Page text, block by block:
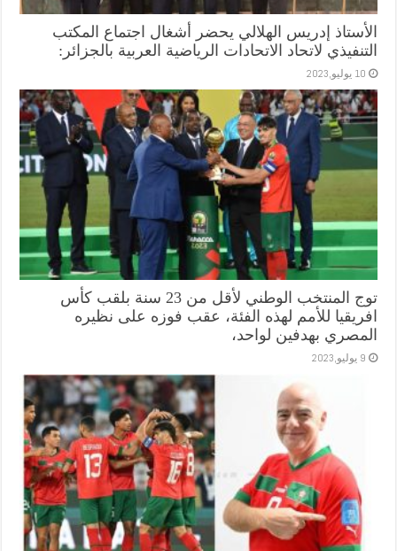
الأستاذ إدريس الهلالي يحضر أشغال اجتماع المكتب
التنفيذي لاتحاد الاتحادات الرياضية العربية بالجزائر:
10 يوليو,2023
توج المنتخب الوطني لأقل من 23 سنة بلقب كأس
افريقيا للأمم لهذه الفئة، عقب فوزه على نظيره
المصري بهدفين لواحد،
9 يوليو,2023